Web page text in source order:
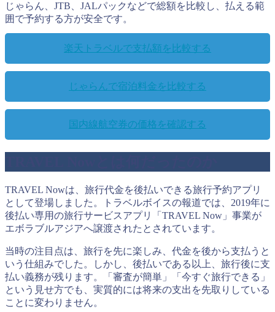
じゃらん、JTB、JALパックなどで総額を比較し、払える範
囲で予約する方が安全です。
楽天トラベルで支払額を比較する
じゃらんで宿泊料金を比較する
国内線航空券の価格を確認する
TRAVEL Nowは、旅行代金を後払いできる旅行予約アプリ
として登場しました。トラベルボイスの報道では、2019年に
後払い専用の旅行サービスアプリ「TRAVEL Now」事業が
エボラブルアジアへ譲渡されたとされています。
当時の注目点は、旅行を先に楽しみ、代金を後から支払うと
いう仕組みでした。しかし、後払いである以上、旅行後に支
払い義務が残ります。「審査が簡単」「今すぐ旅行できる」
という見せ方でも、実質的には将来の支出を先取りしている
ことに変わりません。